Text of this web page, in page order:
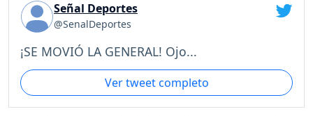
Señal Deportes
@SenalDeportes
¡SE MOVIÓ LA GENERAL! Ojo...
Ver tweet completo